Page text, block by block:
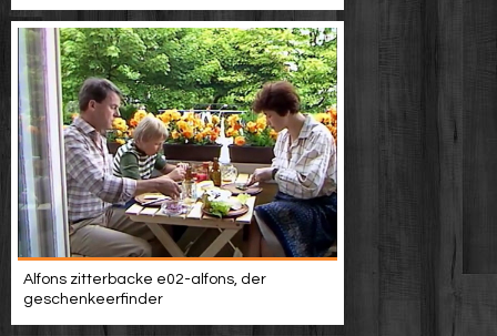
Alfons zitterbacke e02-alfons, der
geschenkeerfinder